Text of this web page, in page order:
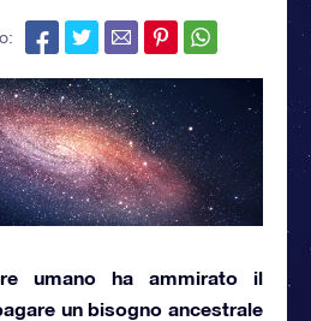
umano ha ammirato il
un bisogno ancestrale